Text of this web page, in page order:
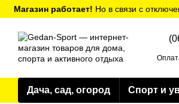
Перейти к основному контенту
Магазин работает! Но в связи с
Дача, сад, огород Спорт и